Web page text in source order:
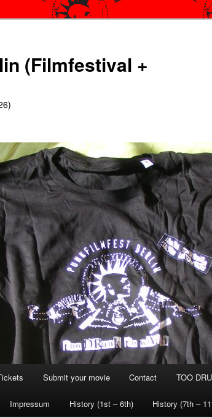
(Filmfestival +
Submit your movie Contact TOO
Impressum History (1st – 6th) History (7th –